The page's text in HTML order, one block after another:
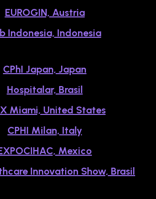
EUROGIN, Austria
Indonesia, Indonesia
CPhI Japan, Japan
Hospitalar, Brasil
Miami, United States
CPHI Milan, Italy
Mexico
Innovation Show, Brasil